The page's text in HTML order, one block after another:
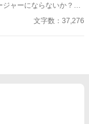
ャーにならないか？」
マネージャーに転身す
遼悠。瀬那は遼悠の才
文字数：37,276